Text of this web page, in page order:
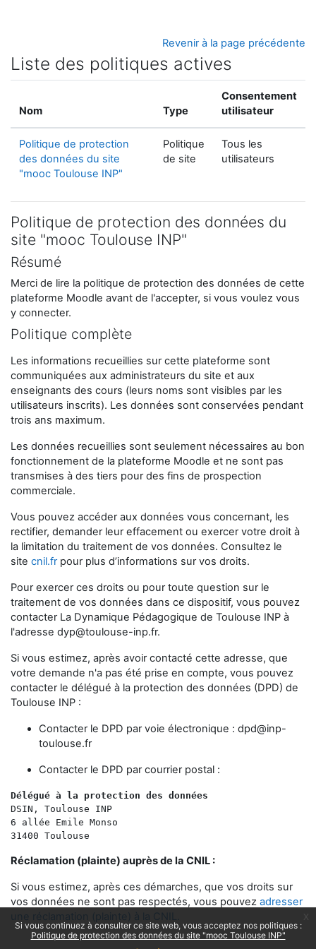
Si vous continuez à consulter ce site web, vous acceptez nos politiques :
Politique de protection des données du site "mooc Toulouse INP"
Revenir à la page précédente
Liste des politiques actives
Nom Type
Consentement
utilisateur
Politique de protection
des données du site
"mooc Toulouse INP"
Politique
de site
Tous les
utilisateurs
Politique de protection des données du
site "mooc Toulouse INP"
Résumé
Merci de lire la politique de protection des données de cette
plateforme Moodle avant de l'accepter, si vous voulez vous
y connecter.
Politique complète
Les informations recueillies sur cette plateforme sont
communiquées aux administrateurs du site et aux
enseignants des cours (leurs noms sont visibles par les
utilisateurs inscrits). Les données sont conservées pendant
trois ans maximum.
Les données recueillies sont seulement nécessaires au bon
fonctionnement de la plateforme Moodle et ne sont pas
transmises à des tiers pour des fins de prospection
commerciale.
Vous pouvez accéder aux données vous concernant, les
rectifier, demander leur effacement ou exercer votre droit à
la limitation du traitement de vos données. Consultez le
site cnil.frpour plus d’informations sur vos droits.
Pour exercer ces droits ou pour toute question sur le
traitement de vos données dans ce dispositif, vous pouvez
contacter La Dynamique Pédagogique de Toulouse INP à
l'adresse dyp@toulouse-inp.fr.
Si vous estimez, après avoir contacté cette adresse, que
votre demande n'a pas été prise en compte, vous pouvez
contacter le délégué à la protection des données (DPD) de
Toulouse INP :
Contacter le DPD par voie électronique : dpd@inp-
toulouse.fr
Contacter le DPD par courrier postal :
Délégué à la protection des données
DSIN, Toulouse INP
6 allée Emile Monso
31400 Toulouse
Réclamation (plainte) auprès de la CNIL :
Si vous estimez, après ces démarches, que vos droits sur
vos données ne sont pas respectés, vous pouvez adresser
une réclamation (plainte) à la CNIL.